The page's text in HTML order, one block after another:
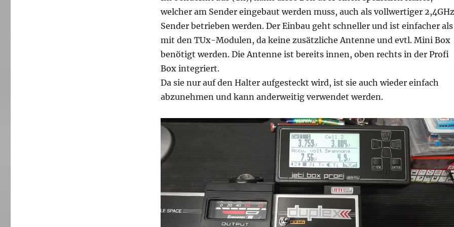
welcher am Sender eingebaut werden muss, auch als vollwertiger
Sender betrieben werden. Der Einbau geht schneller und ist einfacher als
mit den TUx-Modulen, da keine zusätzliche Antenne und evtl. Mini Box
benötigt werden. Die Antenne ist bereits innen, oben rechts in der Profi
Box integriert.
Da sie nur auf den Halter aufgesteckt wird, ist sie auch wieder einfach
abzunehmen und kann anderweitig verwendet werden.